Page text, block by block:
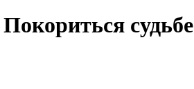
судьбе